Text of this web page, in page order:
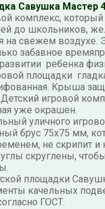
Савушка Мастер
комплекс, который
до школьников,
на свежем воздухе.
забавное
ребенка
площадки
Крыша
игровой
уже окрашен.
уличного
брус 75х75 мм,
не скрипит и
скруглены,
площадки
качельных
ГОСТ.